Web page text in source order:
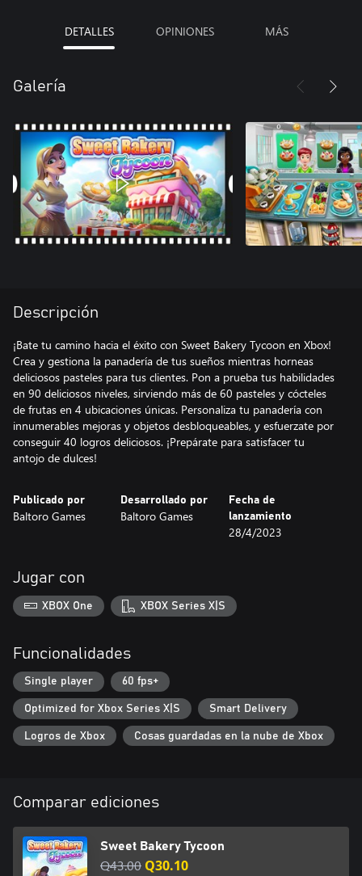
DETALLES OPINIONES MÁS
Galería
Descripción
¡Bate tu camino hacia el éxito con Sweet Bakery Tycoon en Xbox!
Crea y gestiona la panadería de tus sueños mientras horneas
deliciosos pasteles para tus clientes. Pon a prueba tus habilidades
en 90 deliciosos niveles, sirviendo más de 60 pasteles y cócteles
de frutas en 4 ubicaciones únicas. Personaliza tu panadería con
innumerables mejoras y objetos desbloqueables, y esfuerzate por
conseguir 40 logros deliciosos. ¡Prepárate para satisfacer tu
Publicado por
Baltoro Games
Desarrollado por
Baltoro Games
Fecha de
lanzamiento
28/4/2023
Jugar con
XBOX One XBOX Series X|S
Funcionalidades
Single player 60 fps+
Optimized for Xbox Series X|S Smart Delivery
Logros de Xbox Cosas guardadas en la nube de Xbox
Comparar ediciones
Sweet Bakery Tycoon
Q43.00 Q30.10